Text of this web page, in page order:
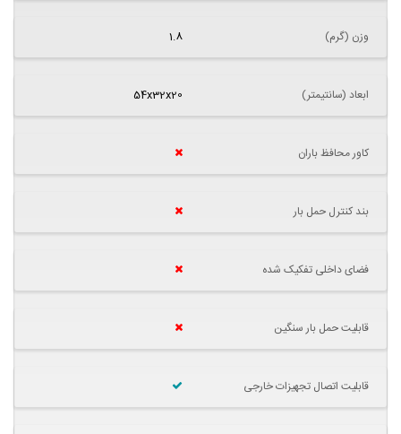
وزن (گرم) 1.8
ابعاد (سانتیمتر) 54x32x20
کاور محافظ باران
بند کنترل حمل بار
فضای داخلی تفکیک شده
قابلیت حمل بار سنگین
قابلیت اتصال تجهیزات خارجی